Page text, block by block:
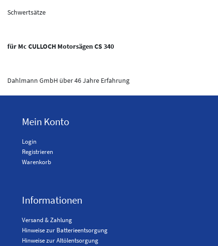
Schwertsätze
für Mc CULLOCH Motorsägen CS 340
Dahlmann GmbH über 46 Jahre Erfahrung
Mein Konto
Login
Registrieren
Warenkorb
Informationen
Versand & Zahlung
Hinweise zur Batterieentsorgung
Hinweise zur Altölentsorgung